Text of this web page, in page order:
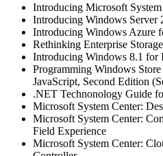
Microsoft
Introducing Microsoft
Introducing Windows Server
Introducing Windows Azure
Rethinking Enterprise
Introducing Windows 8.1 for
Programming Windows
JavaScript, Second Edition
.NET Technonology Guide
Microsoft System Center:
Microsoft System Center:
Field Experience
Microsoft System Center: